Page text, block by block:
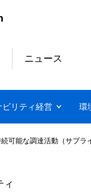
ニュース
ビリティ経営 環
可能な調達活動（サプラ
ィ